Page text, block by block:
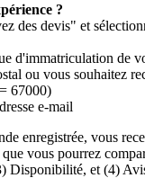
?
des devis" et
d'immatriculation de
ou vous souhaitez
67000)
e-mail
enregistrée, vous
vous pourrez
Disponibilité, et (4)